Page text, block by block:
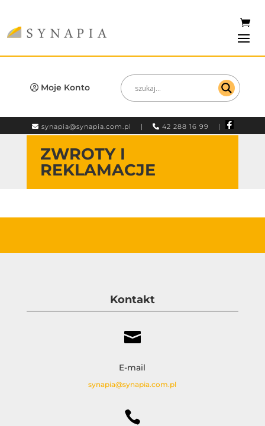
Moje Konto
synapia@synapia.com.pl | 42 288 16 99 |
ZWROTY I
REKLAMACJE
Kontakt

E-mail
synapia@synapia.com.pl
